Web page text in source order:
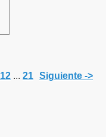
12 ... 21 Siguiente ->